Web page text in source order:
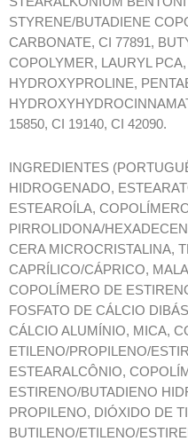
STYRENE/BUTADIENE
CARBONATE, CI 77891,
COPOLYMER, LAURYL PCA,
HYDROXYPROLINE,
15850, CI 19140, CI 42090.
INGREDIENTES
HIDROGENADO,
ESTEAROÍLA, COPOLÍMERO
PIRROLIDONA/
CERA MICROCRISTALINA,
CAPRÍLICO/CÁPRICO,
COPOLÍMERO DE
FOSFATO DE CÁLCIO
CÁLCIO ALUMÍNIO, MICA,
ETILENO/PROPILENO/
ESTEARALCÔNIO,
ESTIRENO/BUTADIENO
PROPILENO, DIÓXIDO DE
BUTILENO/ETILENO/